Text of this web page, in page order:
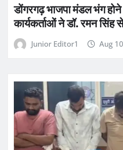
डोंगरगढ़ भाजपा मंडल भंग
कार्यकर्ताओं ने डॉ. रमन सिंह
Junior Editor1 Aug